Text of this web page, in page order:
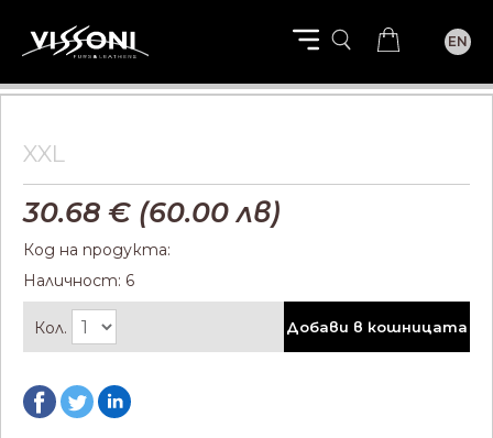
EN
XXL
30.68 € (60.00 лв)
Код на продукта:
Наличност: 6
Кол. Добави в кошницата